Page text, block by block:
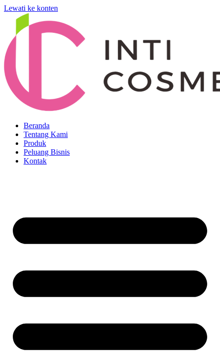
Lewati ke konten
Beranda
Tentang Kami
Produk
Peluang Bisnis
Kontak